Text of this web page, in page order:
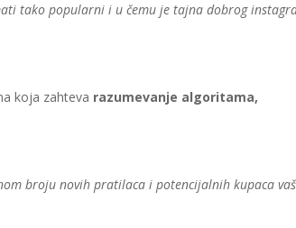
tako popularni i u čemu je tajna dobrog
koja zahteva razumevanje algoritama,
broju novih pratilaca i potencijalnih kupaca